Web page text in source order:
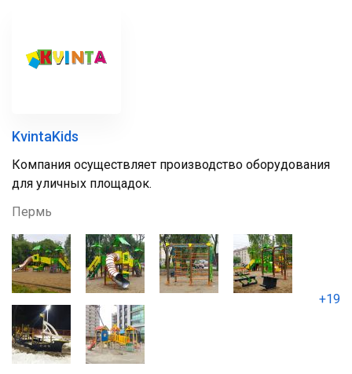
KvintaKids
Компания осуществляет производство оборудования
для уличных площадок.
Пермь
+19